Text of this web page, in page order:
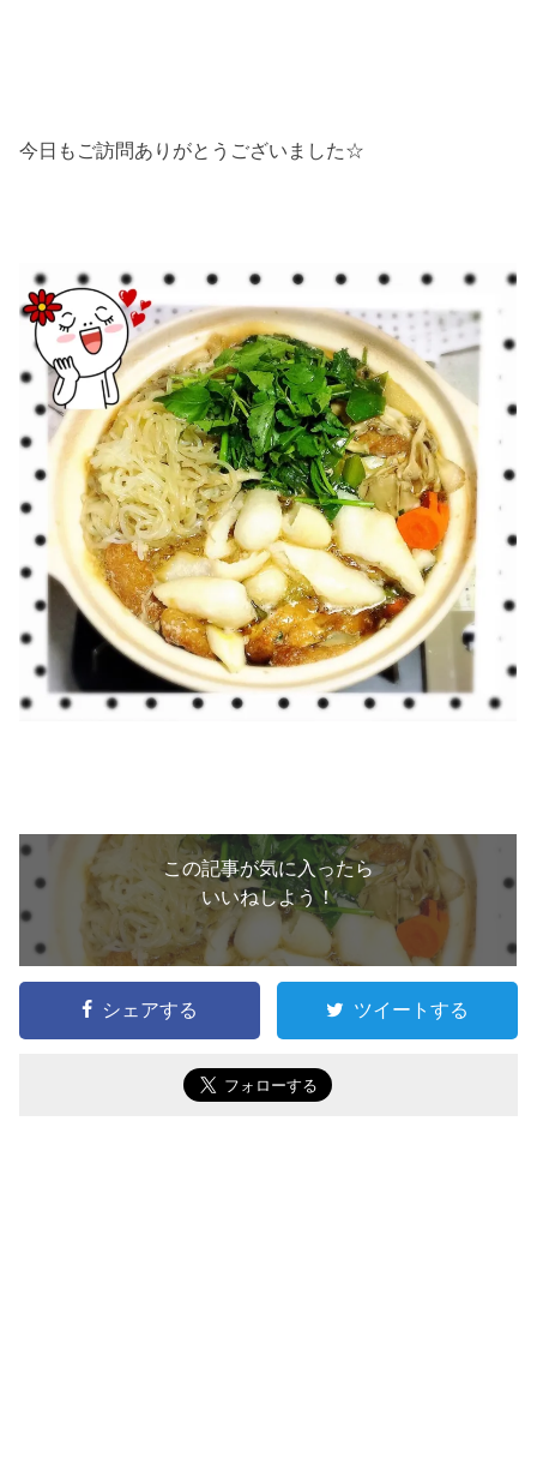
今日もご訪問ありがとうございました☆
この記事が気に入ったら
いいねしよう！
シェアする ツイートする